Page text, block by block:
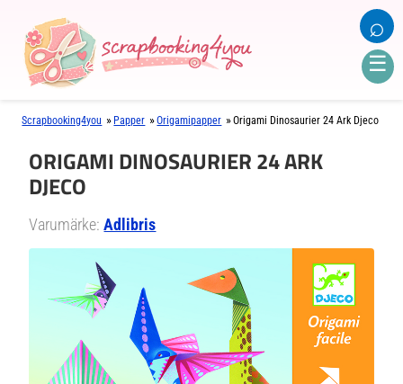
☰
⌕
Scrapbooking4you » Papper »Origamipapper »Origami Dinosaurier 24 Ark Djeco
ORIGAMI DINOSAURIER 24 ARK
DJECO
Varumärke:Adlibris